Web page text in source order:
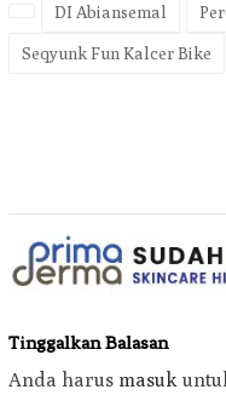
DI Abiansemal
Seqyunk Fun Kalcer Bike
Tinggalkan Balasan
Anda harus masuk